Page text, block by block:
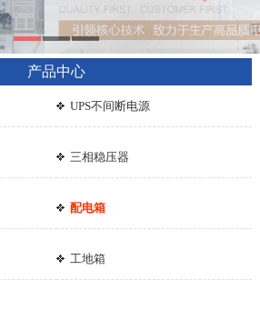
产品中心
UPS不间断电源
三相稳压器
配电箱
工地箱